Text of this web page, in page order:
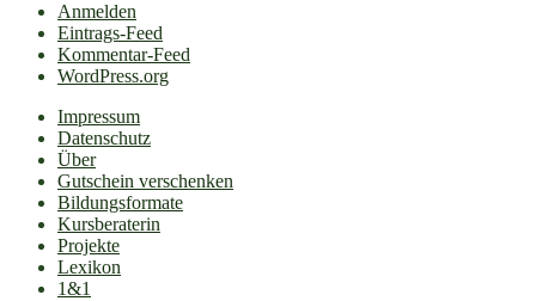
Anmelden
Eintrags-Feed
Kommentar-Feed
WordPress.org
Impressum
Datenschutz
Über
Gutschein verschenken
Bildungsformate
Kursberaterin
Projekte
Lexikon
1&1